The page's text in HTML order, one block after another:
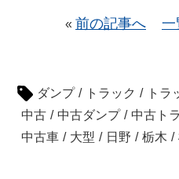
« 前の記事へ 一
ダンプ / トラック / トラ
中古 / 中古ダンプ / 中古ト
中古車 / 大型 / 日野 / 栃木 /